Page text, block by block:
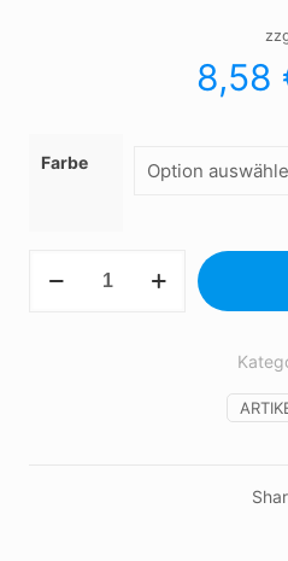
8,58
Farbe
RABS